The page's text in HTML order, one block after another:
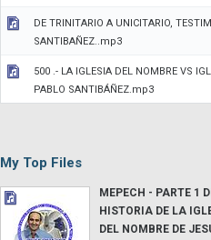
DE TRINITARIO A UNICITARIO,
SANTIBAÑEZ..mp3
500 .- LA IGLESIA DEL NOMBRE VS
PABLO SANTIBÁÑEZ.mp3
My Top Files
MEPECH - PARTE 1
HISTORIA DE LA
DEL NOMBRE DE